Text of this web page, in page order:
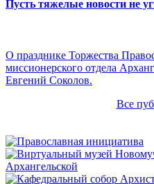
Пусть тяжелые новости не
О празднике Торжества
миссионерского отдела
Евгений Соколов.
Все